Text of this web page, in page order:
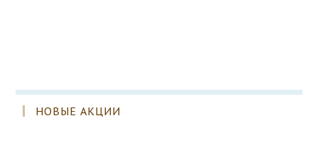
НОВЫЕ АКЦИИ